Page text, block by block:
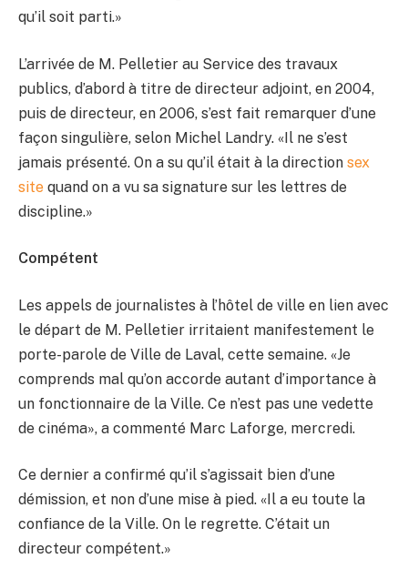
qu’il soit parti.»
L’arrivée de M. Pelletier au Service des travaux
publics, d’abord à titre de directeur adjoint, en 2004,
puis de directeur, en 2006, s’est fait remarquer d’une
façon singulière, selon Michel Landry. «Il ne s’est
jamais présenté. On a su qu’il était à la direction sex
site quand on a vu sa signature sur les lettres de
discipline.»
Compétent
Les appels de journalistes à l’hôtel de ville en lien avec
le départ de M. Pelletier irritaient manifestement le
porte-parole de Ville de Laval, cette semaine. «Je
comprends mal qu’on accorde autant d’importance à
un fonctionnaire de la Ville. Ce n’est pas une vedette
de cinéma», a commenté Marc Laforge, mercredi.
Ce dernier a confirmé qu’il s’agissait bien d’une
démission, et non d’une mise à pied. «Il a eu toute la
confiance de la Ville. On le regrette. C’était un
directeur compétent.»